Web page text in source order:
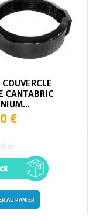
COUVERCLE
CANTABRIC
€
AU PANIER